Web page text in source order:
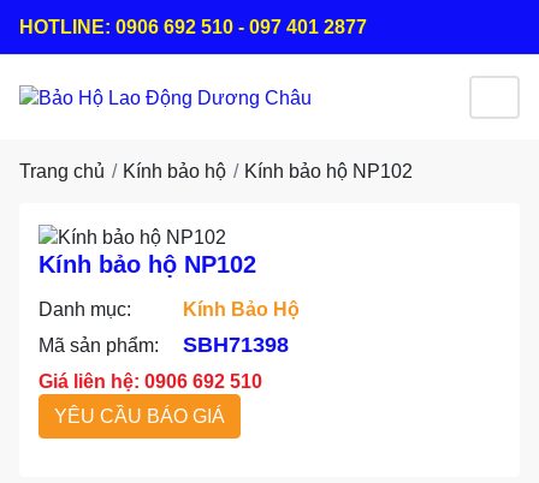
HOTLINE: 0906 692 510 - 097 401 2877
Trang chủ Kính bảo hộ Kính bảo hộ NP102
Kính bảo hộ NP102
Danh mục:
Kính Bảo Hộ
Mã sản phẩm:
SBH71398
Giá liên hệ: 0906 692 510
YÊU CẦU BÁO GIÁ